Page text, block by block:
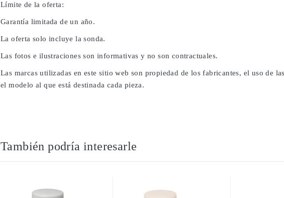
Límite de la oferta:
Garantía limitada de un año.
La oferta solo incluye la sonda.
Las fotos e ilustraciones son informativas y no son contractuales.
Las marcas utilizadas en este sitio web son propiedad de los fabricantes, el uso de
el modelo al que está destinada cada pieza.
También podría interesarle